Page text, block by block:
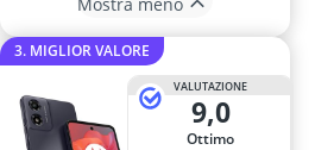
3. MIGLIOR VALORE
VALUTAZIONE
9,0
Ottimo